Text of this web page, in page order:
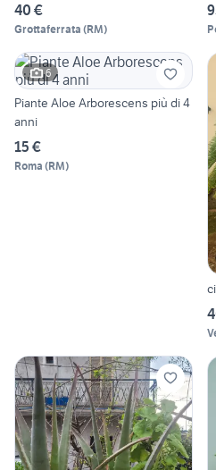
40 €
Grottaferrata (RM)
6
Piante Aloe Arborescens più di 4
anni
15 €
Roma (RM)